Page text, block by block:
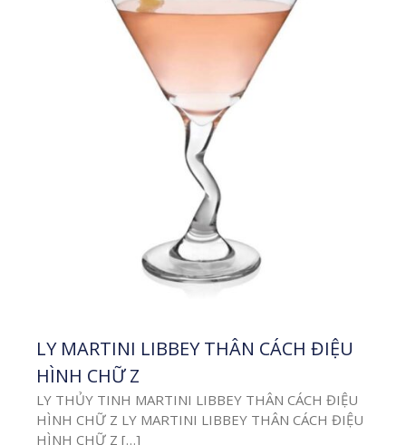
từ chúng
tôi . Hãy để
chúng tôi
những sản
phẩm chất
lượng nhất
cho
của bạn.
LY MARTINI LIBBEY THÂN CÁCH ĐIỆU
HÌNH CHỮ Z
LY THỦY TINH MARTINI LIBBEY THÂN CÁCH ĐIỆU
HÌNH CHỮ Z LY MARTINI LIBBEY THÂN CÁCH ĐIỆU
HÌNH CHỮ Z […]